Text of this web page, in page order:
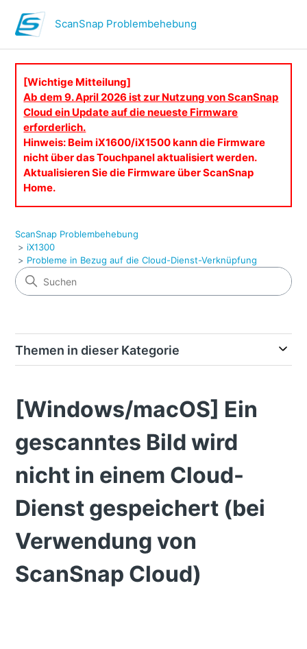
ScanSnap Problembehebung
[Wichtige Mitteilung]
Ab dem 9. April 2026 ist zur Nutzung von ScanSnap
Cloud ein Update auf die neueste Firmware
erforderlich.
Hinweis: Beim iX1600/iX1500 kann die Firmware
nicht über das Touchpanel aktualisiert werden.
Aktualisieren Sie die Firmware über ScanSnap
Home.
ScanSnap Problembehebung
iX1300
Probleme in Bezug auf die Cloud-Dienst-Verknüpfung
Themen in dieser Kategorie
[Windows/macOS] Ein
gescanntes Bild wird
nicht in einem Cloud-
Dienst gespeichert (bei
Verwendung von
ScanSnap Cloud)